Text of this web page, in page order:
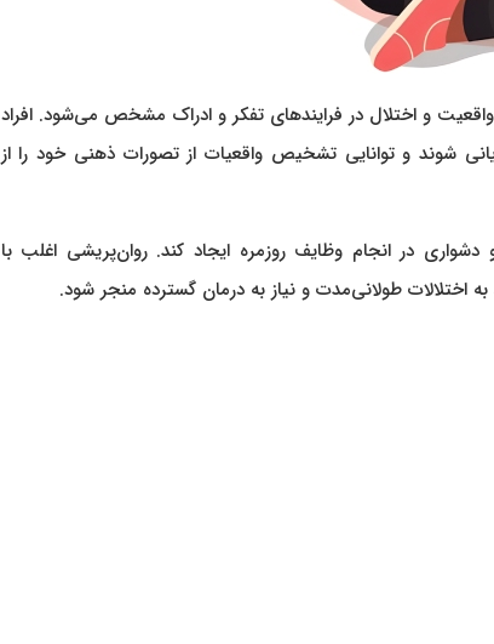
و اختلال در فرایندهای تفکر و ادراک مشخص می‌شود. افراد
شوند و توانایی تشخیص واقعیات از تصورات ذهنی خود را از
در انجام وظایف روزمره ایجاد کند. روان‌پریشی اغلب با
اختلالات طولانی‌مدت و نیاز به درمان گسترده منجر شود.